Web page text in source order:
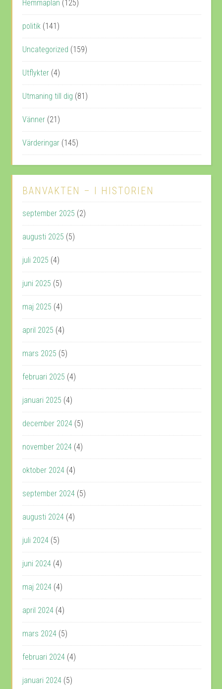
Hemmaplan (125)
politik (141)
Uncategorized (159)
Utflykter (4)
Utmaning till dig (81)
Vänner (21)
Värderingar (145)
BANVAKTEN – I HISTORIEN
september 2025 (2)
augusti 2025 (5)
juli 2025 (4)
juni 2025 (5)
maj 2025 (4)
april 2025 (4)
mars 2025 (5)
februari 2025 (4)
januari 2025 (4)
december 2024 (5)
november 2024 (4)
oktober 2024 (4)
september 2024 (5)
augusti 2024 (4)
juli 2024 (5)
juni 2024 (4)
maj 2024 (4)
april 2024 (4)
mars 2024 (5)
februari 2024 (4)
januari 2024 (5)